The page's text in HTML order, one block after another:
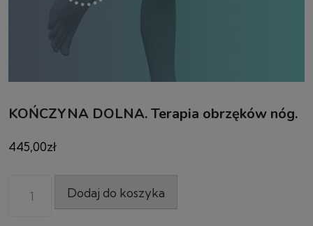
KOŃCZYNA DOLNA. Terapia obrzęków nóg.
445,00zł
Dodaj do koszyka